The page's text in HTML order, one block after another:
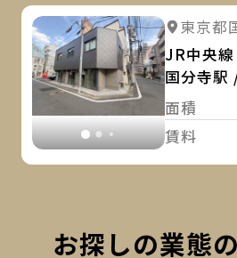
詳細を
東京都
JR中央線
国分寺駅
面積
賃料
お探しの業態